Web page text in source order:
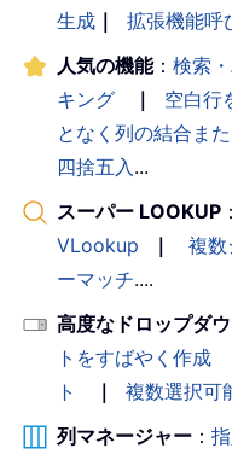
生成 ｜ 拡張機能呼
人気の機能： 検索
キング
｜ 空白行
となく列の結合ま
四捨五入 ...
スーパー LOOKUP ：
VLookup
｜ 複
ーマッチ....
高度なドロップダ
トをすばやく作成
ト
｜ 複数選択可
列マネージャー ：